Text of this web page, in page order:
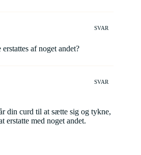
SVAR
af noget andet?
SVAR
din curd til at sætte sig og tykne,
erstatte med noget andet.